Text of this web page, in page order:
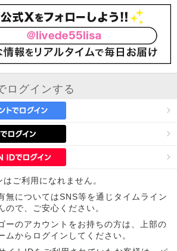
ログインする
ご利用になれません。
無についてはSNS等を通じタイムライン
ので、ご安心ください。
ーのアカウントをお持ちの方は、上部の
ムからログインしてください。